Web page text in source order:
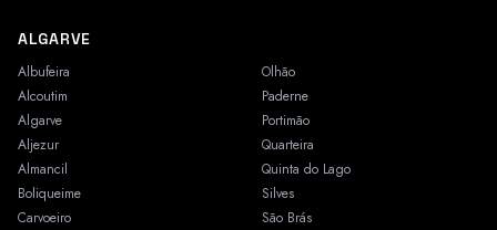
ALGARVE
Albufeira
Alcoutim
Algarve
Aljezur
Almancil
Boliqueime
Carvoeiro
Olhão
Paderne
Portimão
Quarteira
Quinta do Lago
Silves
São Brás